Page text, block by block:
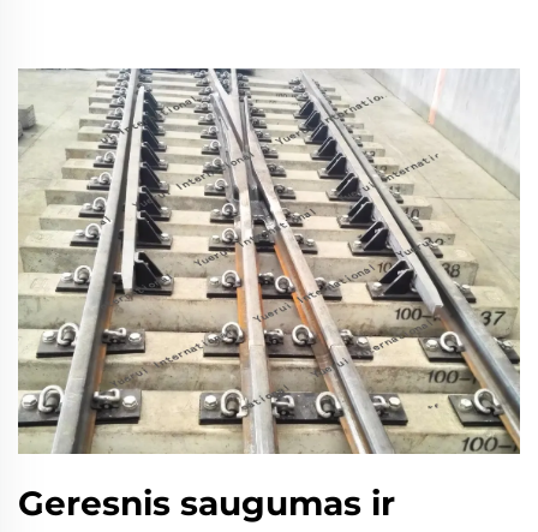
Geresnis saugumas ir